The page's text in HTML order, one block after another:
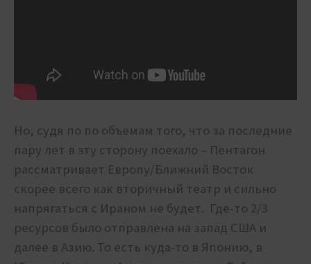
Но, судя по по объемам того, что за последние
пару лет в эту сторону поехало – Пентагон
рассматривает Европу/Ближний Восток
скорее всего как вторичный театр и сильно
напрягаться с Ираном не будет. Где-то 2/3
ресурсов было отправлена на запад США и
далее в Азию. То есть куда-то в Японию, в